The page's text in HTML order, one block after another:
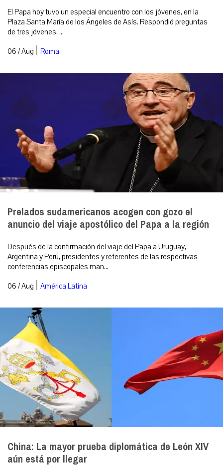
El Papa hoy tuvo un especial encuentro con los jóvenes, en la
Plaza Santa María de los Ángeles de Asís. Respondió preguntas
de tres jóvenes. ...
06 / Aug | Roma
Prelados sudamericanos acogen con gozo el
anuncio del viaje apostólico del Papa a la región
Después de la confirmación del viaje del Papa a Uruguay,
Argentina y Perú, presidentes y referentes de las respectivas
conferencias episcopales man...
06 / Aug | América Latina
China: La mayor prueba diplomática de León XIV
aún está por llegar